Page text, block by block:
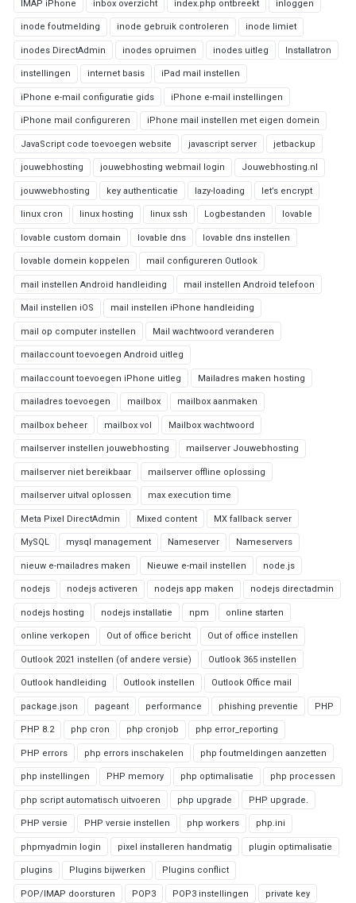
IMAP iPhone inbox overzicht index.php ontbreekt inloggen
inode foutmelding inode gebruik controleren inode limiet
inodes DirectAdmin inodes opruimen inodes uitleg Installatron
instellingen internet basis iPad mail instellen
iPhone e-mail configuratie gids iPhone e-mail instellingen
iPhone mail configureren iPhone mail instellen met eigen domein
JavaScript code toevoegen website javascript server jetbackup
jouwebhosting jouwebhosting webmail login Jouwebhosting.nl
jouwwebhosting key authenticatie lazy-loading let’s encrypt
linux cron linux hosting linux ssh Logbestanden lovable
lovable custom domain lovable dns lovable dns instellen
lovable domein koppelen mail configureren Outlook
mail instellen Android handleiding mail instellen Android telefoon
Mail instellen iOS mail instellen iPhone handleiding
mail op computer instellen Mail wachtwoord veranderen
mailaccount toevoegen Android uitleg
mailaccount toevoegen iPhone uitleg Mailadres maken hosting
mailadres toevoegen mailbox mailbox aanmaken
mailbox beheer mailbox vol Mailbox wachtwoord
mailserver instellen jouwebhosting mailserver Jouwebhosting
mailserver niet bereikbaar mailserver offline oplossing
mailserver uitval oplossen max execution time
Meta Pixel DirectAdmin Mixed content MX fallback server
MySQL mysql management Nameserver Nameservers
nieuw e-mailadres maken Nieuwe e-mail instellen node.js
nodejs nodejs activeren nodejs app maken nodejs directadmin
nodejs hosting nodejs installatie npm online starten
online verkopen Out of office bericht Out of office instellen
Outlook 2021 instellen (of andere versie) Outlook 365 instellen
Outlook handleiding Outlook instellen Outlook Office mail
package.json pageant performance phishing preventie PHP
PHP 8.2 php cron php cronjob php error_reporting
PHP errors php errors inschakelen php foutmeldingen aanzetten
php instellingen PHP memory php optimalisatie php processen
php script automatisch uitvoeren php upgrade PHP upgrade.
PHP versie PHP versie instellen php workers php.ini
phpmyadmin login pixel installeren handmatig plugin optimalisatie
plugins Plugins bijwerken Plugins conflict
POP/IMAP doorsturen POP3 POP3 instellingen private key